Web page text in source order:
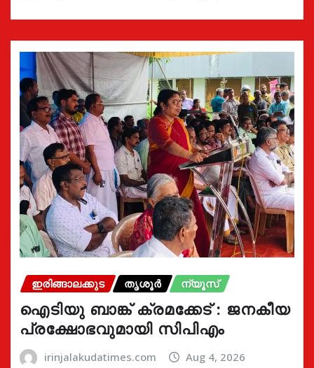
ഇരിങ്ങാലക്കുട തൃശൂർ ന്യൂസ്
ഐടിയു ബാങ്ക് ക്രമക്കേട് : ജനകീയ
പ്രക്ഷോഭവുമായി സിപിഎം
irinjalakudatimes.com Aug 4, 2026